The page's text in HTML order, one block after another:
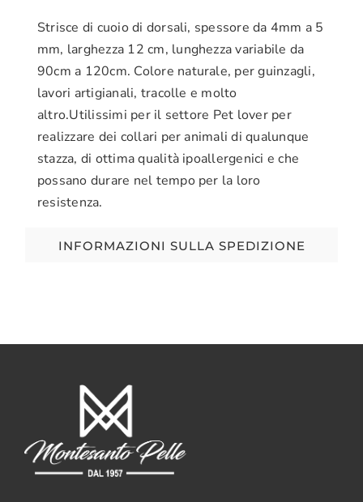
Strisce di cuoio di dorsali, spessore da 4mm a 5
mm, larghezza 12 cm, lunghezza variabile da
90cm a 120cm. Colore naturale, per guinzagli,
lavori artigianali, tracolle e molto
altro.Utilissimi per il settore Pet lover per
realizzare dei collari per animali di qualunque
stazza, di ottima qualità ipoallergenici e che
possano durare nel tempo per la loro
resistenza.
INFORMAZIONI SULLA SPEDIZIONE